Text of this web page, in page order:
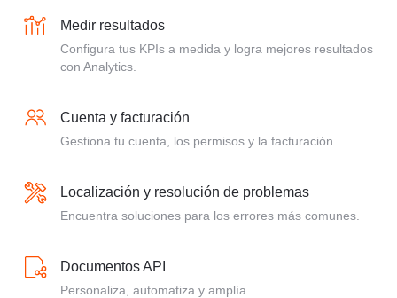
Medir resultados
Configura tus KPIs a medida y logra mejores resultados
con Analytics.
Cuenta y facturación
Gestiona tu cuenta, los permisos y la facturación.
Localización y resolución de problemas
Encuentra soluciones para los errores más comunes.
Documentos API
Personaliza, automatiza y amplía